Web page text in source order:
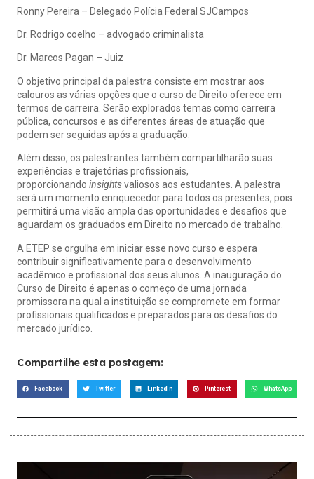
Ronny Pereira – Delegado Polícia Federal SJCampos
Dr. Rodrigo coelho – advogado criminalista
Dr. Marcos Pagan – Juiz
O objetivo principal da palestra consiste em mostrar aos
calouros as várias opções que o curso de Direito oferece em
termos de carreira. Serão explorados temas como carreira
pública, concursos e as diferentes áreas de atuação que
podem ser seguidas após a graduação.
Além disso, os palestrantes também compartilharão suas
experiências e trajetórias profissionais,
proporcionando insightsvaliosos aos estudantes. A palestra
será um momento enriquecedor para todos os presentes, pois
permitirá uma visão ampla das oportunidades e desafios que
aguardam os graduados em Direito no mercado de trabalho.
A ETEP se orgulha em iniciar esse novo curso e espera
contribuir significativamente para o desenvolvimento
acadêmico e profissional dos seus alunos. A inauguração do
Curso de Direito é apenas o começo de uma jornada
promissora na qual a instituição se compromete em formar
profissionais qualificados e preparados para os desafios do
mercado jurídico.
Compartilhe esta postagem:
Facebook Twitter LinkedIn Pinterest WhatsApp